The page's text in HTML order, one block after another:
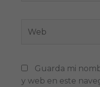
Guarda mi
y web en este